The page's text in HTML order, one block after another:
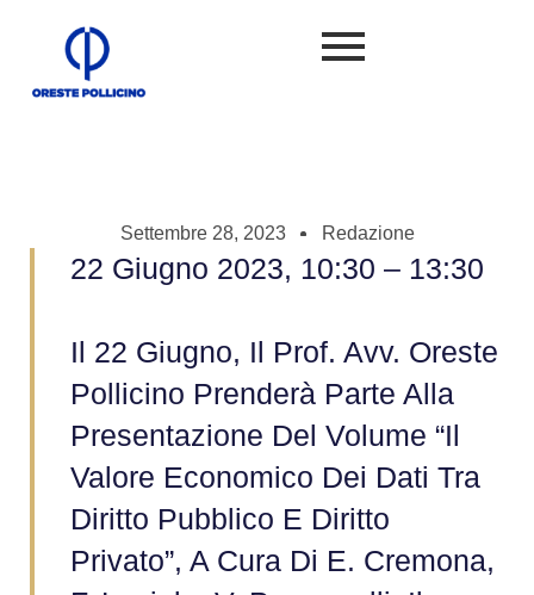
Settembre 28, 2023 Redazione
22 Giugno 2023, 10:30 – 13:30
Il 22 Giugno, Il Prof. Avv. Oreste
Pollicino Prenderà Parte Alla
Presentazione Del Volume “Il
Valore Economico Dei Dati Tra
Diritto Pubblico E Diritto
Privato”, A Cura Di E. Cremona,